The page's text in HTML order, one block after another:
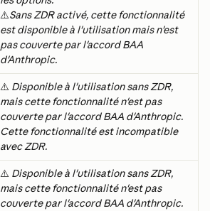
⚠️Sans ZDR activé, cette fonctionnalité
est disponible à l'utilisation mais n'est
pas couverte par l'accord BAA
d'Anthropic.
⚠️ Disponible à l'utilisation sans ZDR,
mais cette fonctionnalité n'est pas
couverte par l'accord BAA d'Anthropic.
Cette fonctionnalité est incompatible
avec ZDR.
⚠️ Disponible à l'utilisation sans ZDR,
mais cette fonctionnalité n'est pas
couverte par l'accord BAA d'Anthropic.